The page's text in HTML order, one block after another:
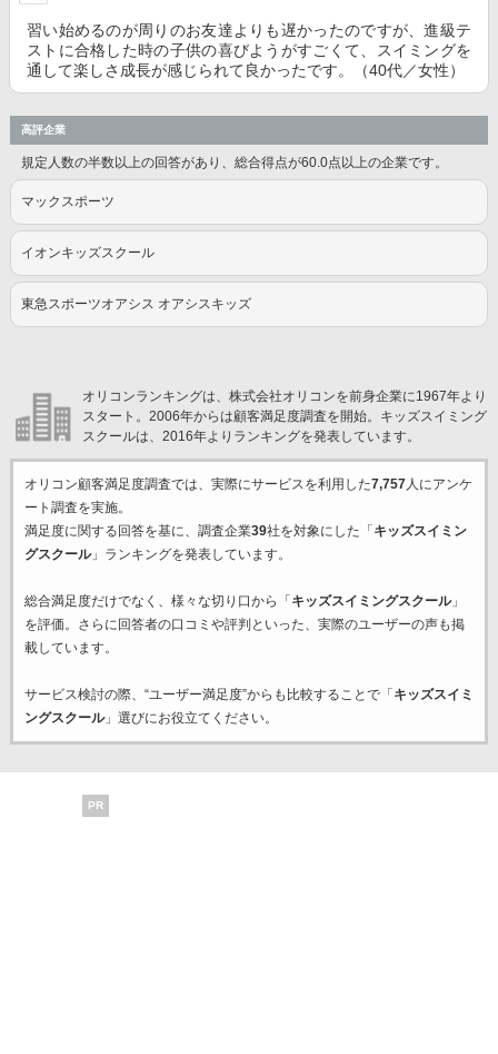
習い始めるのが周りのお友達よりも遅かったのですが、進級テ
ストに合格した時の子供の喜びようがすごくて、スイミングを
通して楽しさ成長が感じられて良かったです。（40代／女性）
高評企業
規定人数の半数以上の回答があり、総合得点が60.0点以上の企業です。
マックスポーツ
イオンキッズスクール
東急スポーツオアシス オアシスキッズ
オリコンランキングは、株式会社オリコンを前身企業に1967年より
スタート。2006年からは顧客満足度調査を開始。キッズスイミング
スクールは、2016年よりランキングを発表しています。
オリコン顧客満足度調査では、実際にサービスを利用した7,757人にアンケ
ート調査を実施。
満足度に関する回答を基に、調査企業39社を対象にした「 キッズスイミン
グスクール」ランキングを発表しています。
総合満足度だけでなく、様々な切り口から「 キッズスイミングスクール」
を評価。さらに回答者の口コミや評判といった、実際のユーザーの声も掲
載しています。
サービス検討の際、“ユーザー満足度”からも比較することで「 キッズスイミ
ングスクール」選びにお役立てください。
PR